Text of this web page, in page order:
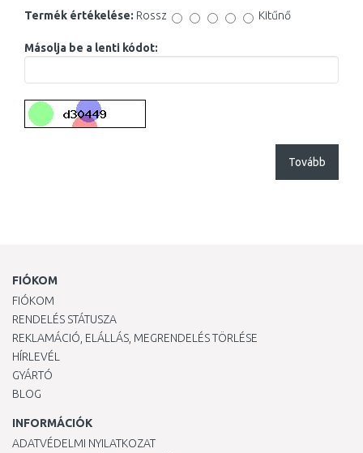
Termék értékelése: Rossz Kitűnő
Másolja be a lenti kódot:
Tovább
FIÓKOM
FIÓKOM
RENDELÉS STÁTUSZA
REKLAMÁCIÓ, ELÁLLÁS, MEGRENDELÉS TÖRLÉSE
HÍRLEVÉL
GYÁRTÓ
BLOG
INFORMÁCIÓK
ADATVÉDELMI NYILATKOZAT